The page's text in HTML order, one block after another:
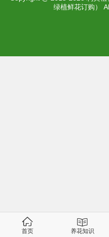
绿植鲜花订购）
首页 养花知识